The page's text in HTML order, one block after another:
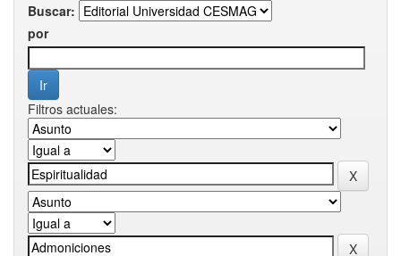
Buscar:
por
Filtros actuales: